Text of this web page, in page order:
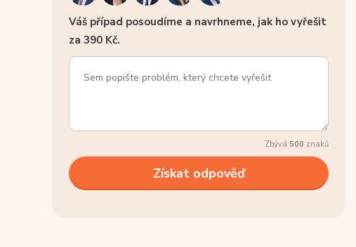
Váš případ posoudíme a navrhneme, jak ho vyřešit
za 390 Kč.
Zbývá 500 znaků